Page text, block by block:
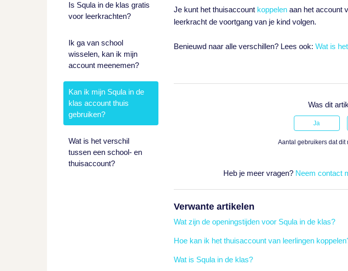
Is Squla in de klas gratis
voor leerkrachten?
Ik ga van school
wisselen, kan ik mijn
account meenemen?
Kan ik mijn Squla in de
klas account thuis
gebruiken?
Wat is het verschil
tussen een school- en
thuisaccount?
Je kunt het thuisaccount koppelen aan het account
leerkracht de voortgang van je kind volgen.
Benieuwd naar alle verschillen? Lees ook: Wat is
Was dit
Aantal gebruikers dat dit
Heb je meer vragen? Neem contact
Verwante artikelen
Wat zijn de openingstijden voor Squla in de klas?
Hoe kan ik het thuisaccount van leerlingen
Wat is Squla in de klas?